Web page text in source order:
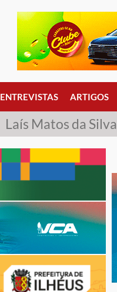
ENTREVISTAS ARTIGOS
Laís Matos da Silva